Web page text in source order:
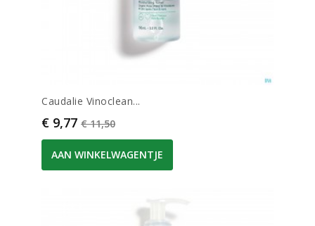
Caudalie Vinoclean...
Prijs
€ 9,77 Normale prijs
€ 11,50
AAN WINKELWAGENTJE